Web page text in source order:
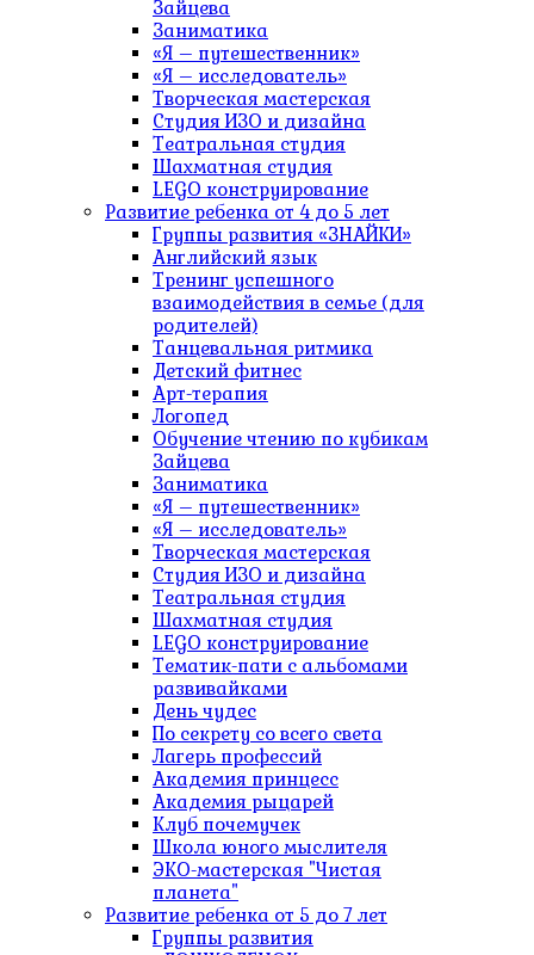
Зайцева
Заниматика
«Я – путешественник»
«Я – исследователь»
Творческая мастерская
Студия ИЗО и дизайна
Театральная студия
Шахматная студия
LEGO конструирование
Развитие ребенка от 4 до 5 лет
Группы развития «ЗНАЙКИ»
Английский язык
Тренинг успешного
взаимодействия в семье (для
родителей)
Танцевальная ритмика
Детский фитнес
Арт-терапия
Логопед
Обучение чтению по кубикам
Зайцева
Заниматика
«Я – путешественник»
«Я – исследователь»
Творческая мастерская
Студия ИЗО и дизайна
Театральная студия
Шахматная студия
LEGO конструирование
Тематик-пати с альбомами
развивайками
День чудес
По секрету со всего света
Лагерь профессий
Академия принцесс
Академия рыцарей
Клуб почемучек
Школа юного мыслителя
ЭКО-мастерская "Чистая
планета"
Развитие ребенка от 5 до 7 лет
Группы развития